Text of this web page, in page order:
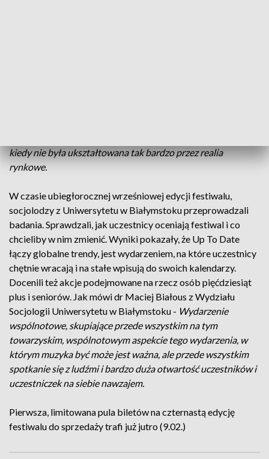
kiedy nie była ukształtowana tak bardzo przez realia
rynkowe.
W czasie ubiegłorocznej wrześniowej edycji festiwalu,
socjolodzy z Uniwersytetu w Białymstoku przeprowadzali
badania. Sprawdzali, jak uczestnicy oceniają festiwal i co
chcieliby w nim zmienić. Wyniki pokazały, że Up To Date
łączy globalne trendy, jest wydarzeniem, na które uczestnicy
chętnie wracają i na stałe wpisują do swoich kalendarzy.
Docenili też akcje podejmowane na rzecz osób pięćdziesiąt
plus i seniorów. Jak mówi dr Maciej Białous z Wydziału
Socjologii Uniwersytetu w Białymstoku - Wydarzenie
wspólnotowe, skupiające przede wszystkim na tym
towarzyskim, wspólnotowym aspekcie tego wydarzenia, w
którym muzyka być może jest ważna, ale przede wszystkim
spotkanie się z ludźmi i bardzo duża otwartość uczestników i
uczestniczek na siebie nawzajem.
Pierwsza, limitowana pula biletów na czternastą edycję
festiwalu do sprzedaży trafi już jutro (9.02.)